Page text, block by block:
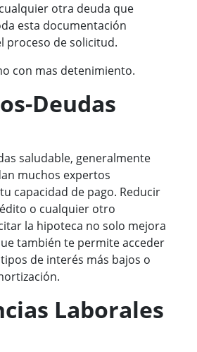
otra deuda que
esta documentación
proceso de solicitud.
con mas detenimiento.
Deudas
saludable, generalmente
muchos expertos
capacidad de pago. Reducir
o cualquier otro
la hipoteca no solo mejora
también te permite acceder
de interés más bajos o
Laborales